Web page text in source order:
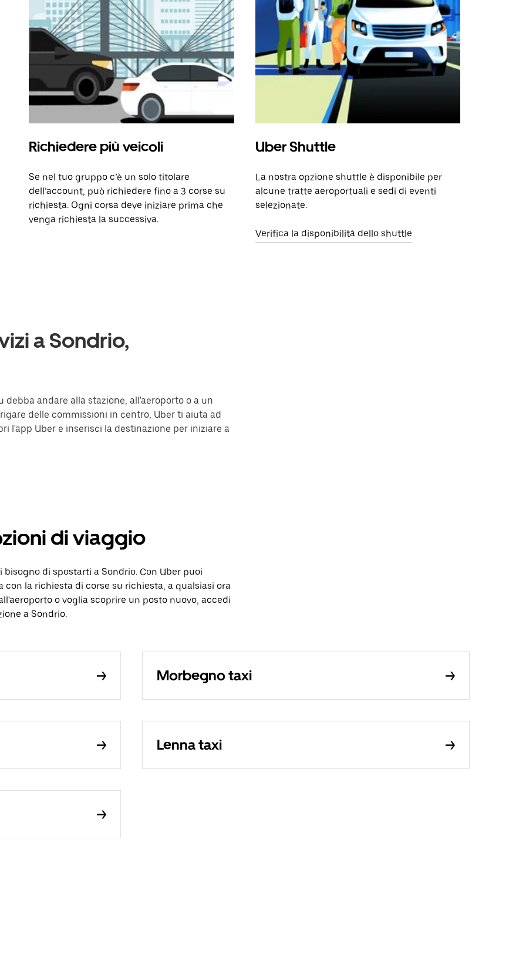
Richiedere più veicoli
Se nel tuo gruppo c’è un solo titolare
dell’account, può richiedere fino a 3 corse su
richiesta. Ogni corsa deve iniziare prima che
venga richiesta la successiva.
Uber Shuttle
La nostra opzione shuttle è disponibile per
alcune tratte aeroportuali e sedi di eventi
selezionate.
Verifica la disponibilità dello shuttle
a Sondrio,
debba andare alla stazione, all'aeroporto o a un
delle commissioni in centro, Uber ti aiuta ad
l'app Uber e inserisci la destinazione per iniziare a
di viaggio
di spostarti a Sondrio. Con Uber puoi
la richiesta di corse su richiesta, a qualsiasi ora
o voglia scoprire un posto nuovo, accedi
a Sondrio.
Morbegno taxi
Lenna taxi